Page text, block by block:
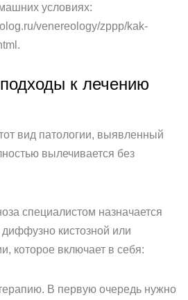
условиях:
venereology/zppp/kak-
к лечению
вид патологии, выявленный
вылечивается без
специалистом назначается
кистозной или
которое включает в себя:
В первую очередь нужно